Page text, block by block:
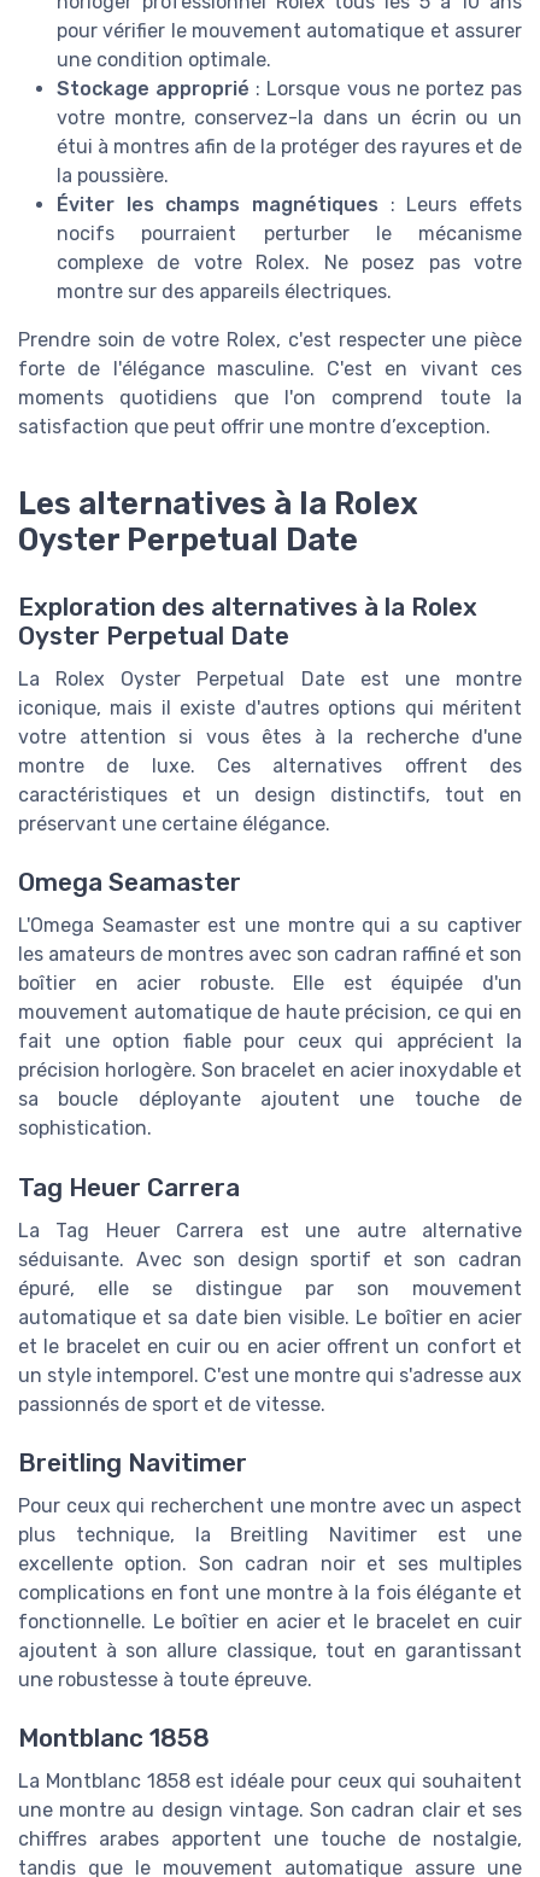
pour vérifier le mouvement automatique et assurer
une condition optimale.
Stockage approprié : Lorsque vous ne portez pas
votre montre, conservez-la dans un écrin ou un
étui à montres afin de la protéger des rayures et de
la poussière.
Éviter les champs magnétiques : Leurs effets
nocifs pourraient perturber le mécanisme
complexe de votre Rolex. Ne posez pas votre
montre sur des appareils électriques.
Prendre soin de votre Rolex, c'est respecter une pièce
forte de l'élégance masculine. C'est en vivant ces
moments quotidiens que l'on comprend toute la
satisfaction que peut offrir une montre d’exception.
Les alternatives à la Rolex
Oyster Perpetual Date
Exploration des alternatives à la Rolex
Oyster Perpetual Date
La Rolex Oyster Perpetual Date est une montre
iconique, mais il existe d'autres options qui méritent
votre attention si vous êtes à la recherche d'une
montre de luxe. Ces alternatives offrent des
caractéristiques et un design distinctifs, tout en
préservant une certaine élégance.
Omega Seamaster
L'Omega Seamaster est une montre qui a su captiver
les amateurs de montres avec son cadran raffiné et son
boîtier en acier robuste. Elle est équipée d'un
mouvement automatique de haute précision, ce qui en
fait une option fiable pour ceux qui apprécient la
précision horlogère. Son bracelet en acier inoxydable et
sa boucle déployante ajoutent une touche de
sophistication.
Tag Heuer Carrera
La Tag Heuer Carrera est une autre alternative
séduisante. Avec son design sportif et son cadran
épuré, elle se distingue par son mouvement
automatique et sa date bien visible. Le boîtier en acier
et le bracelet en cuir ou en acier offrent un confort et
un style intemporel. C'est une montre qui s'adresse aux
passionnés de sport et de vitesse.
Breitling Navitimer
Pour ceux qui recherchent une montre avec un aspect
plus technique, la Breitling Navitimer est une
excellente option. Son cadran noir et ses multiples
complications en font une montre à la fois élégante et
fonctionnelle. Le boîtier en acier et le bracelet en cuir
ajoutent à son allure classique, tout en garantissant
une robustesse à toute épreuve.
Montblanc 1858
La Montblanc 1858 est idéale pour ceux qui souhaitent
une montre au design vintage. Son cadran clair et ses
chiffres arabes apportent une touche de nostalgie,
tandis que le mouvement automatique assure une